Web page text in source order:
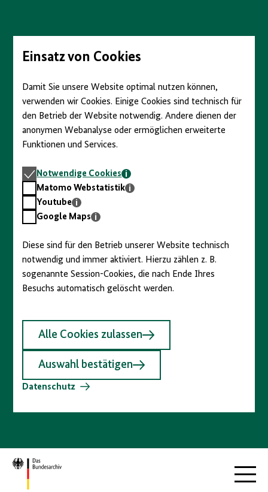
Seiteninhalt
springenEinsatz von Cookies
Damit Sie unsere Website optimal nutzen können,
verwenden wir Cookies. Einige Cookies sind technisch für
den Betrieb der Website notwendig. Andere dienen der
anonymen Webanalyse oder ermöglichen erweiterte
Funktionen und Services.
Notwendige
Cookies
Notwendige Cookies
Matomo
Webstatistik
Matomo Webstatistik
Youtube
Youtube
GoogleGoogle Maps
Diese sind für den Betrieb unserer Website technisch
notwendig und immer aktiviert. Hierzu zählen z. B.
sogenannte Session-Cookies, die nach Ende Ihres
Besuchs automatisch gelöscht werden.
Alle Cookies zulassen
Auswahl bestätigen
Datenschutz
Zur
Startseite